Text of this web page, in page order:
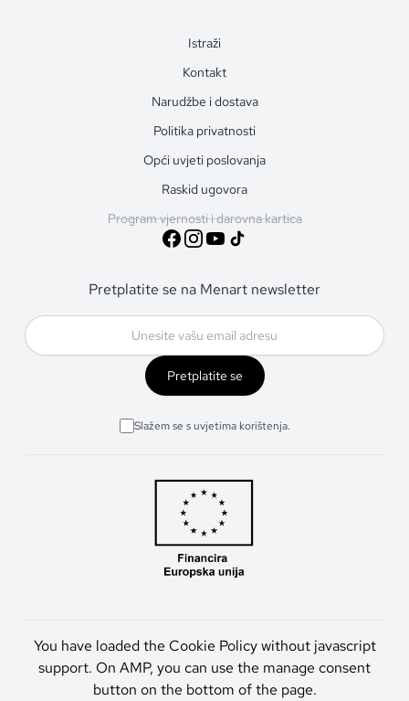
Istraži
Kontakt
Narudžbe i dostava
Politika privatnosti
Opći uvjeti poslovanja
Raskid ugovora
Program vjernosti i darovna kartica
Pretplatite se na Menart newsletter
Pretplatite se
Slažem se s uvjetima korištenja.
You have loaded the Cookie Policy without javascript
support. On AMP, you can use the manage consent
button on the bottom of the page.